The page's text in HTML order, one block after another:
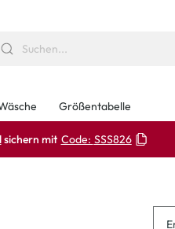
Größentabelle
sichern mit Code: SSS826